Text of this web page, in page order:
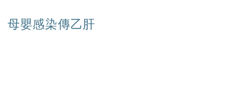
母嬰感染傳乙肝